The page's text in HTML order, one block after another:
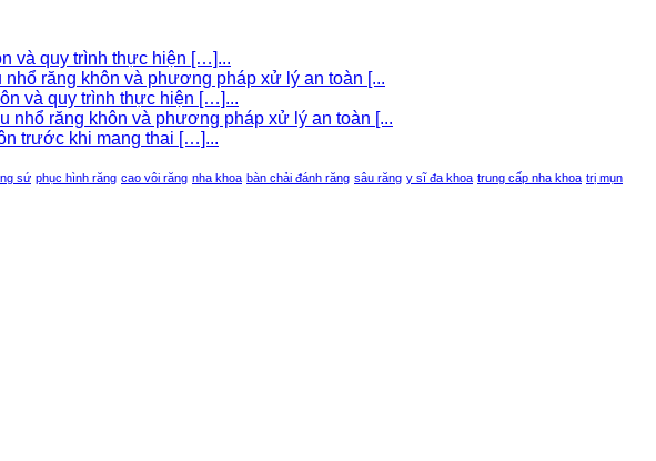
và quy trình thực hiện […]...
răng khôn và phương pháp xử lý an toàn [...
và quy trình thực hiện […]...
nhổ răng khôn và phương pháp xử lý an toàn [...
trước khi mang thai […]...
sứ phục hình răng cao vôi răng nha khoa bàn chải đánh răng sâu răng y sĩ đa khoa trung cấp nha khoa trị mụn